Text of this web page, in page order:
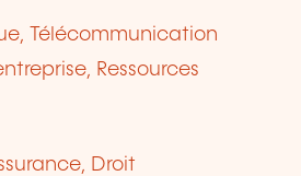
Télécommunication
Ressources
Droit